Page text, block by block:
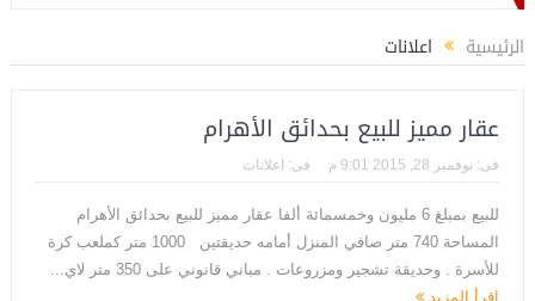
الرئيسية اعلانات
عقار مميز للبيع بحدائق الأهرام
فى: نوفمبر 28, 2015 9:01 م فى: اعلانات
للبيع بمبلغ 6 مليون وخمسمائة ألفا عقار مميز للبيع بحدائق الأهرام
المساحة 740 متر صافي المنزل أمامه حديقتين 1000 متر كملعب كرة
للأسرة . وحديقة تشجير ومزروعات . مباني قانوني على 350 متر لاي...
اقرأ المزيد